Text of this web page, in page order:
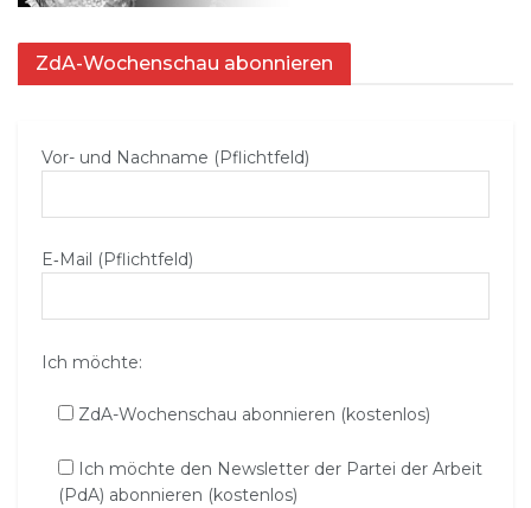
ZdA-Wochenschau abonnieren
Vor- und Nachname (Pflichtfeld)
E‑Mail (Pflichtfeld)
Ich möchte:
ZdA-Wochenschau abonnieren (kostenlos)
Ich möchte den Newsletter der Partei der Arbeit
(PdA) abonnieren (kostenlos)